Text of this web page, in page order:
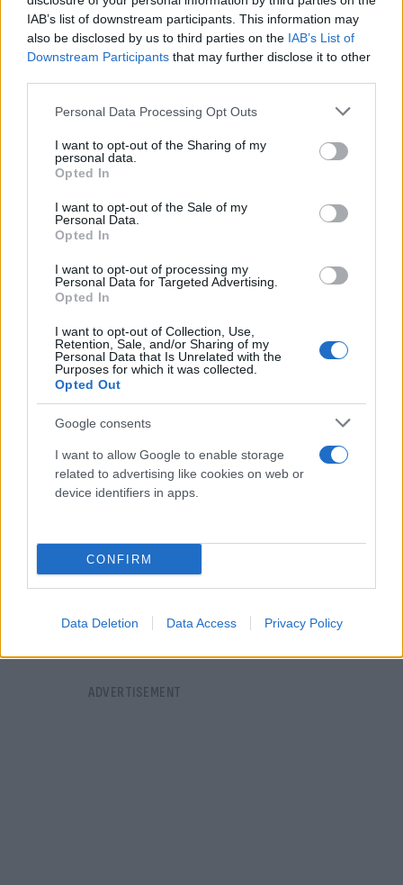
IAB’s list of downstream participants. This information may
also be disclosed by us to third parties on the IAB’s List of
Downstream Participants that may further disclose it to other
Please note that this website/app uses one or more Google
not limited to your visit or usage behaviour. You may click to
grant or deny consent to Google and its third-party tags to
use your data for below specified purposes in below Google
consent section.
Personal Data Processing Opt Outs
I want to opt-out of the Sharing of my
personal data.
Opted In
I want to opt-out of the Sale of my
Personal Data.
Opted In
I want to opt-out of processing my
Personal Data for Targeted Advertising.
Opted In
I want to opt-out of Collection, Use,
Retention, Sale, and/or Sharing of my
Personal Data that Is Unrelated with the
Purposes for which it was collected.
Opted Out
Google consents
I want to allow Google to enable storage
related to advertising like cookies on web or
device identifiers in apps.
CONFIRM
Data Deletion Data Access Privacy Policy
έκθεση εξηγεί πως η «εμμονή» του υψηλού
πληθωρισμού στην Ελλάδα, σε σχέση με τον
ευρωπαϊκό μέσο όρο, προκύπτει από την επίδραση
των υπηρεσιών και τον δομικό πληθωρισμό. Έτσι,
παρά την αποκλιμάκωση των τιμών στην ενέργεια,
σε άλλους τομείς της οικονομίας παρατηρούνται
ακόμη ανατιμήσεις.
Ο «εξευρωπαϊσμός» της ανεργίας
στην αγορά εργασίας είναι θετική, αφού αναμένεται
να μειωθεί στο 9,4% το 2025 και στο 9% το 2026.
Παράλληλα, ως το 2030 ηανεργία
φτάσει το 7%, προσεγγίζοντας τα μέσα επίπεδα της